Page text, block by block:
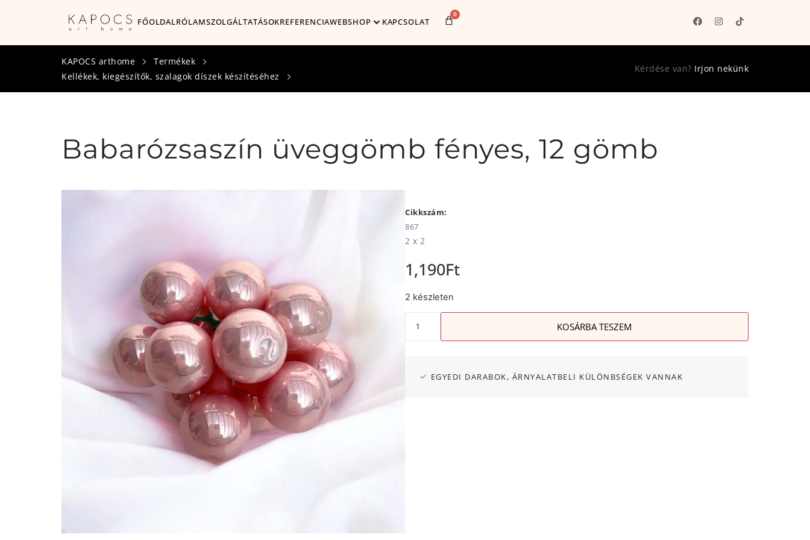
FŐOLDALRÓLAMSZOLGÁLTATÁSOKREFERENCIAWEBSHOP KAPCSOLAT
0
KAPOCS arthome
Termékek
Kellékek, kiegészítők, szalagok díszek készítéséhez
Kérdése van? Irjon nekünk
Babarózsaszín üveggömb fényes, 12 gömb
Cikkszám:
867
2 x 2
1,190Ft
2 készleten
KOSÁRBA TESZEM
EGYEDI DARABOK, ÁRNYALATBELI KÜLÖNBSÉGEK VANNAK